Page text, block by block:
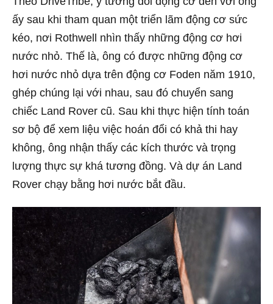
ấy sau khi tham quan một triển lãm động cơ sức
kéo, nơi Rothwell nhìn thấy những động cơ hơi
nước nhỏ. Thế là, ông có được những động cơ
hơi nước nhỏ dựa trên động cơ Foden năm 1910,
ghép chúng lại với nhau, sau đó chuyển sang
chiếc Land Rover cũ. Sau khi thực hiện tính toán
sơ bộ để xem liệu việc hoán đổi có khả thi hay
không, ông nhận thấy các kích thước và trọng
lượng thực sự khá tương đồng. Và dự án Land
Rover chạy bằng hơi nước bắt đầu.